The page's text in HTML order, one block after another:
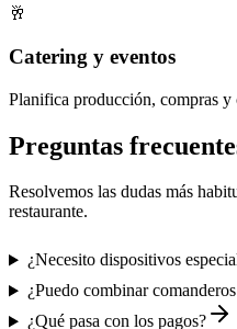
🥂
Catering y eventos
Planifica producción, compras y
Preguntas
Resolvemos las dudas más
restaurante.
¿Necesito dispositivos
¿Puedo combinar
¿Qué pasa con los pagos?